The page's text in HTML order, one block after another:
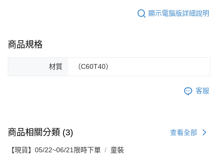
顯示電腦版詳細說明
商品規格
材質 （C60T40）
客服
商品相關分類 (3) 查看全部
【現貨】05/22~06/21限時下單 童裝